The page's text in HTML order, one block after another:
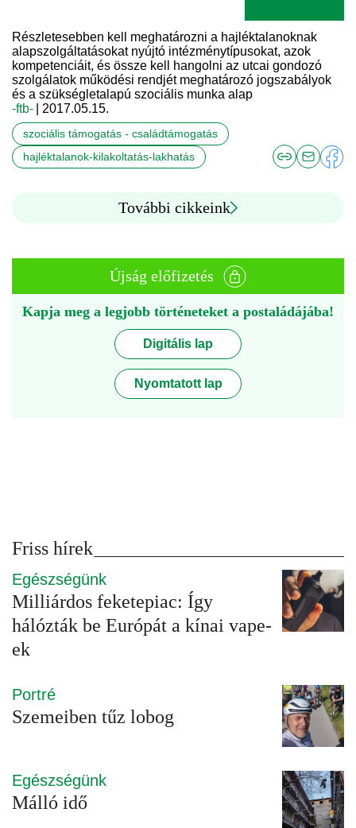
Részletesebben kell meghatározni a hajléktalanoknak
alapszolgáltatásokat nyújtó intézménytípusokat, azok
kompetenciáit, és össze kell hangolni az utcai gondozó
szolgálatok működési rendjét meghatározó jogszabályok
és a szükségletalapú szociális munka alap
-ftb-
| 2017.05.15.
szociális támogatás - családtámogatás
hajléktalanok-kilakoltatás-lakhatás
További cikkeink
Újság előfizetés
Kapja meg a legjobb történeteket a postaládájába!
Digitális lap
Nyomtatott lap
Friss hírek
Egészségünk
Milliárdos feketepiac: Így
hálózták be Európát a kínai vape-
ek
Portré
Szemeiben tűz lobog
Egészségünk
Málló idő